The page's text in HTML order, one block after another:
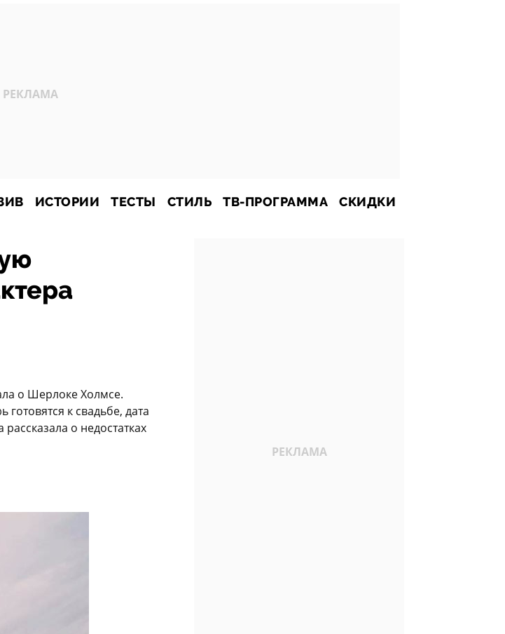
ИСТОРИИ ТЕСТЫ СТИЛЬ ТВ-ПРОГРАММА СКИДКИ
о Шерлоке Холмсе.
к свадьбе, дата
о недостатках